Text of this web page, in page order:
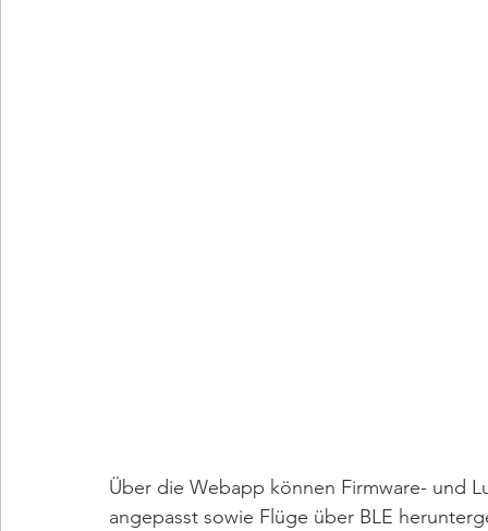
Über die Webapp können Firmware- und
angepasst sowie Flüge über BLE